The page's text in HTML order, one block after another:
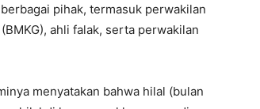
pihak, termasuk perwakilan
ahli falak, serta perwakilan
menyatakan bahwa hilal (bulan